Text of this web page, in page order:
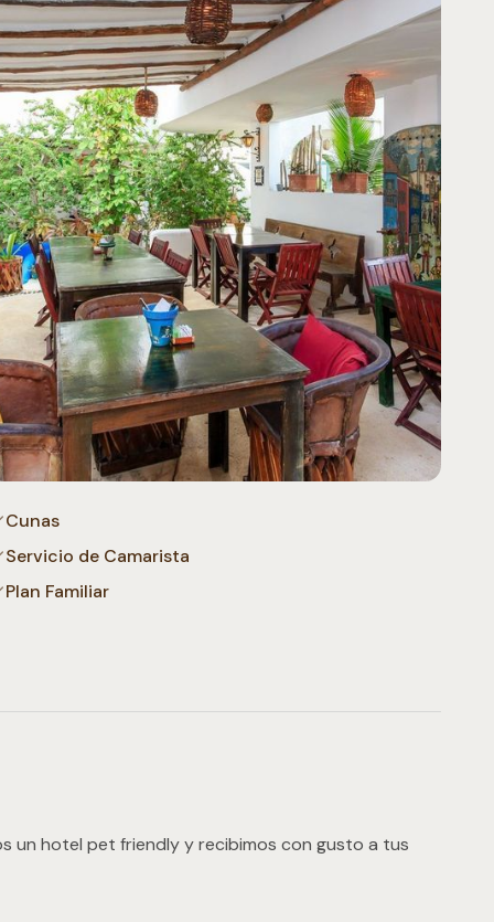
Cunas
Servicio de Camarista
Plan Familiar
un hotel pet friendly y recibimos con gusto a tus